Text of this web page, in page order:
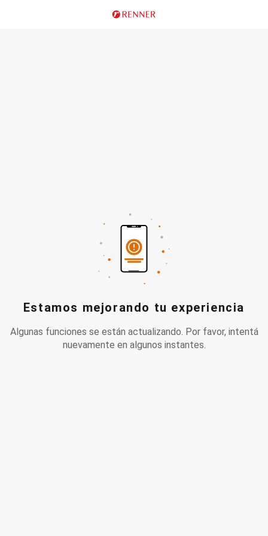
Estamos mejorando tu experiencia
Algunas funciones se están actualizando. Por favor, intentá
nuevamente en algunos instantes.